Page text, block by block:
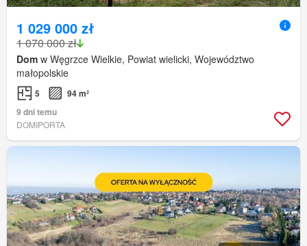
1 029 000 zł
1 070 000 zł
Dom w Węgrzce Wielkie, Powiat wielicki, Województwo
małopolskie
5
94 m²
9 dni temu
DOMIPORTA